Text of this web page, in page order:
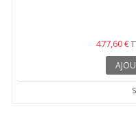
477,60 €